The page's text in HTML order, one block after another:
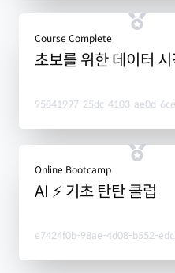
Course Complete
초보를 위한 데이터
95841997-25dc-4103-ae0d-
Online Bootcamp
AI ⚡ 기초 탄탄 클럽
e7424f0b-98ae-4d08-b552-